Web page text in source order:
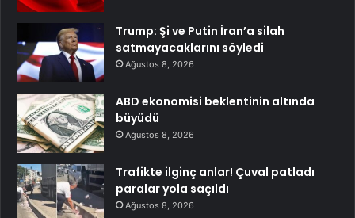
Trump: Şi ve Putin İran’a silah
satmayacaklarını söyledi
Ağustos 8, 2026
ABD ekonomisi beklentinin altında
büyüdü
Ağustos 8, 2026
Trafikte ilginç anlar! Çuval patladı
paralar yola saçıldı
Ağustos 8, 2026